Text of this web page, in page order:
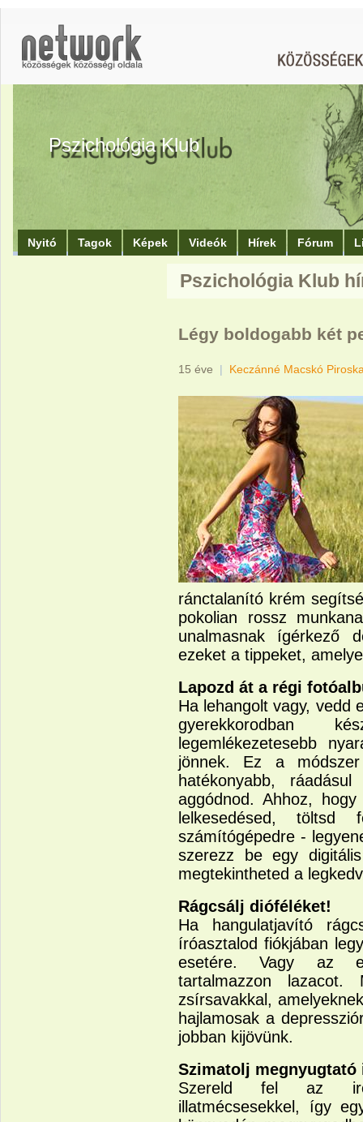
Pszichológia Klub
Nyitó Tagok Képek Videók Hírek Fórum
Pszichológia Klub
Légy boldogabb két
15 éve | Keczánné Macskó
ránctalanító krém
pokolian rossz
unalmasnak ígérkező
ezeket a tippeket,
Lapozd át a régi
Ha lehangolt vagy, vedd
gyerekkorodban
legemlékezetesebb
jönnek. Ez a
hatékonyabb,
aggódnod. Ahhoz,
lelkesedésed,
számítógépedre -
szerezz be egy
megtekintheted a
Rágcsálj dióféléket!
Ha hangulatjavító
íróasztalod fiókjában
esetére. Vagy az
tartalmazzon
zsírsavakkal,
hajlamosak a
jobban kijövünk.
Szimatolj
Szereld fel az
illatmécsesekkel, így